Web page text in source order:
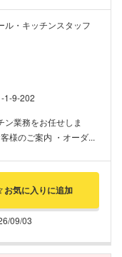
ル・キッチンスタッフ
1-9-202
ン業務をお任せしま
様のご案内 ・オーダ...
お気に入りに追加
09/03